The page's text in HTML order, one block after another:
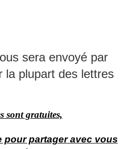
sera envoyé par
la plupart des lettres
sont gratuites,
pour partager avec vous